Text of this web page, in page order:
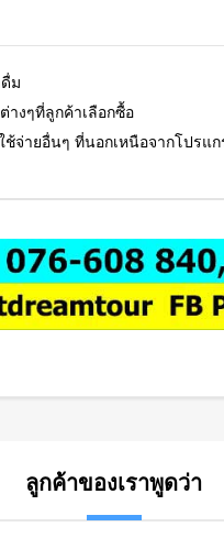
ม
างๆที่ลูกค้าเลือกซื้อ
ช้จ่ายอื่นๆ ที่นอกเหนือจากโปรแ
ลูกค้าของเราพูดว่า